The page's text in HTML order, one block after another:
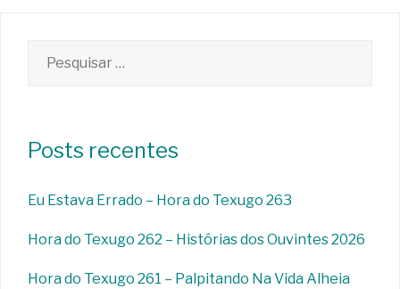
por:
Posts recentes
Eu Estava Errado – Hora do Texugo 263
Hora do Texugo 262 – Histórias dos Ouvintes 2026
Hora do Texugo 261 – Palpitando Na Vida Alheia